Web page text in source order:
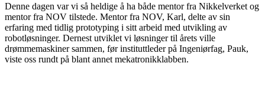
Denne dagen var vi så heldige å ha både mentor fra Nikkelverket og
mentor fra NOV tilstede. Mentor fra NOV, Karl, delte av sin
erfaring med tidlig prototyping i sitt arbeid med utvikling av
robotløsninger. Dernest utviklet vi løsninger til årets ville
drømmemaskiner sammen, før instituttleder på Ingeniørfag, Pauk,
viste oss rundt på blant annet mekatronikklabben.